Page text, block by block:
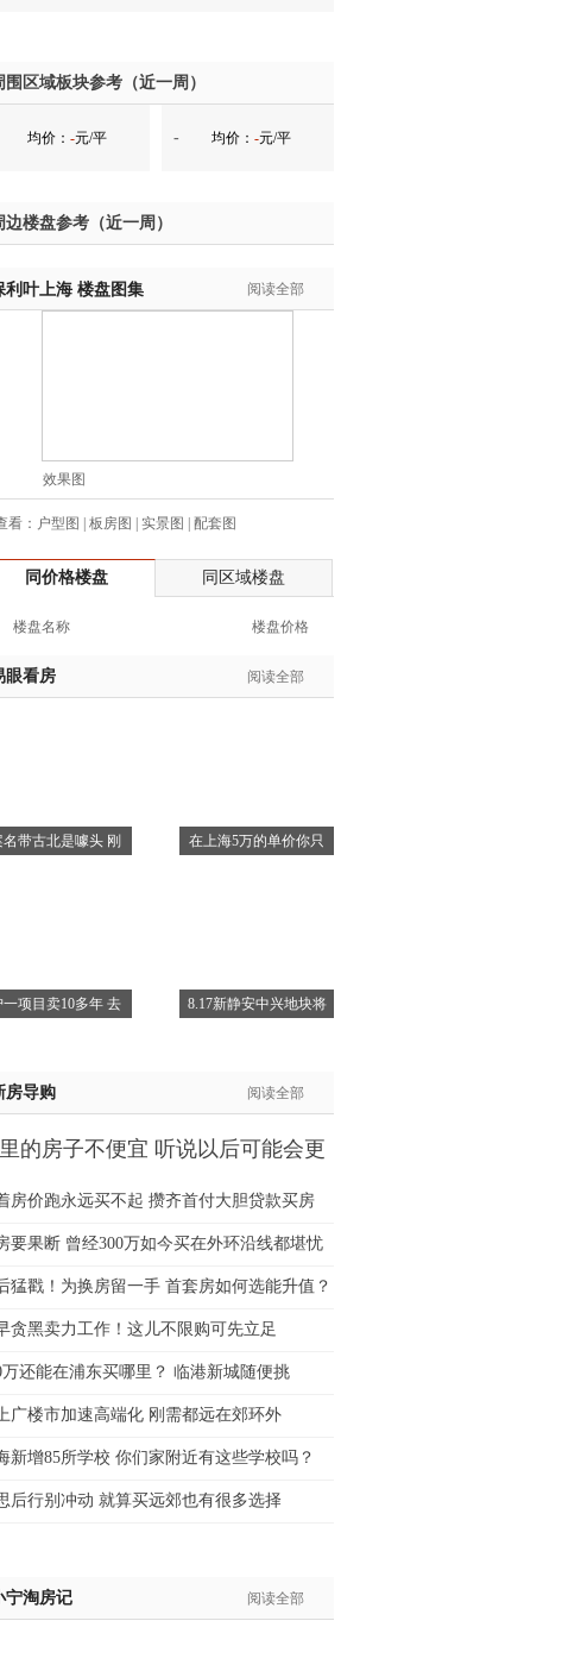
魏女士:138****0324
吴先生:139****9780
韩女士:158****2390
赵先生:139****8548
钱先生:139****7316
姚先生:137****6367
邓先生:138****8083
蒋女士:186****7681
陈先生:159****3332
章先生:159****7226
郑先生:136****9618
谢女士:135****3735
魏女士:183****9105
黄先生:138****7263
围区域板块参考（近一周）
均价： -元/平 - 均价： -元/平
边楼盘参考（近一周）
利叶上海 楼盘图集 阅读全部
效果图
看： 户型图 | 板房图 | 实景图 | 配套图
同价格楼盘 同区域楼盘
楼盘名称 楼盘价格
眼看房 阅读全部
名带古北是噱头 刚 在上海5万的单价你只
一项目卖10多年 去 8.17新静安中兴地块将
房导购 阅读全部
的房子不便宜 听说以后可能会更
房价跑永远买不起 攒齐首付大胆贷款买房
要果断 曾经300万如今买在外环沿线都堪忧
猛戳！为换房留一手 首套房如何选能升值？
贪黑卖力工作！这儿不限购可先立足
万还能在浦东买哪里？ 临港新城随便挑
广楼市加速高端化 刚需都远在郊环外
新增85所学校 你们家附近有这些学校吗？
后行别冲动 就算买远郊也有很多选择
宁淘房记 阅读全部